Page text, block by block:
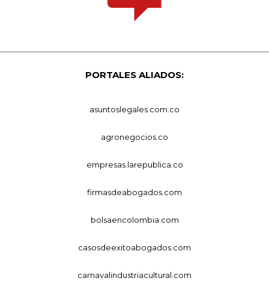
PORTALES ALIADOS:
asuntoslegales.com.co
agronegocios.co
empresas.larepublica.co
firmasdeabogados.com
bolsaencolombia.com
casosdeexitoabogados.com
carnavalindustriacultural.com